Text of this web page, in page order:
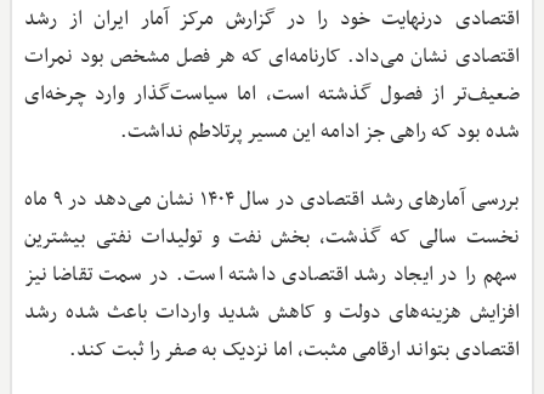
اقتصادی درنهایت خود را در گزارش مرکز آمار ایران از رشد
اقتصادی نشان می‌داد. کارنامه‌ای که هر فصل مشخص بود نمرات
ضعیف‌تر از فصول گذشته است، اما سیاست‌گذار وارد چرخه‌ای
شده بود که راهی جز ادامه این مسیر پرتلاطم نداشت.
بررسی آمارهای رشد اقتصادی در سال ۱۴۰۴ نشان می‌دهد در ۹ ماه
نخست سالی که گذشت، بخش نفت و تولیدات نفتی بیشترین
سهم را در ایجاد رشد اقتصادی داشته است. در سمت تقاضا نیز
افزایش هزینه‌های دولت و کاهش شدید واردات باعث شده رشد
اقتصادی بتواند ارقامی مثبت، اما نزدیک به صفر را ثبت کند.